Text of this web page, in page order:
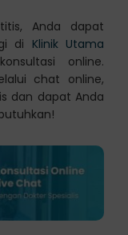
Anda dapat
di Klinik Utama
online.
chat online,
dan dapat Anda